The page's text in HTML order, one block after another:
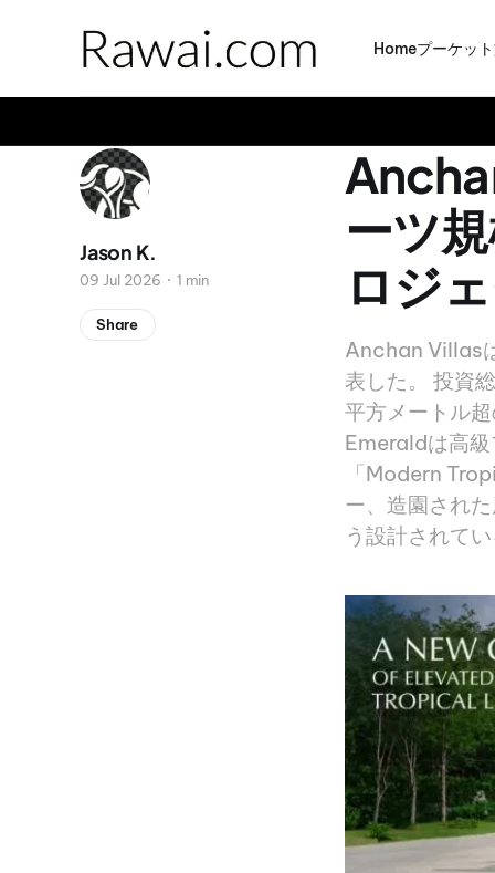
Homeプーケッ
ーツ
ロジ
Anchan Villas
表した。 投資
平方メートル
Emeraldは高
「Modern
ー、造園され
う設計されて
Jason K.
09 Jul 2026 1 min
Share